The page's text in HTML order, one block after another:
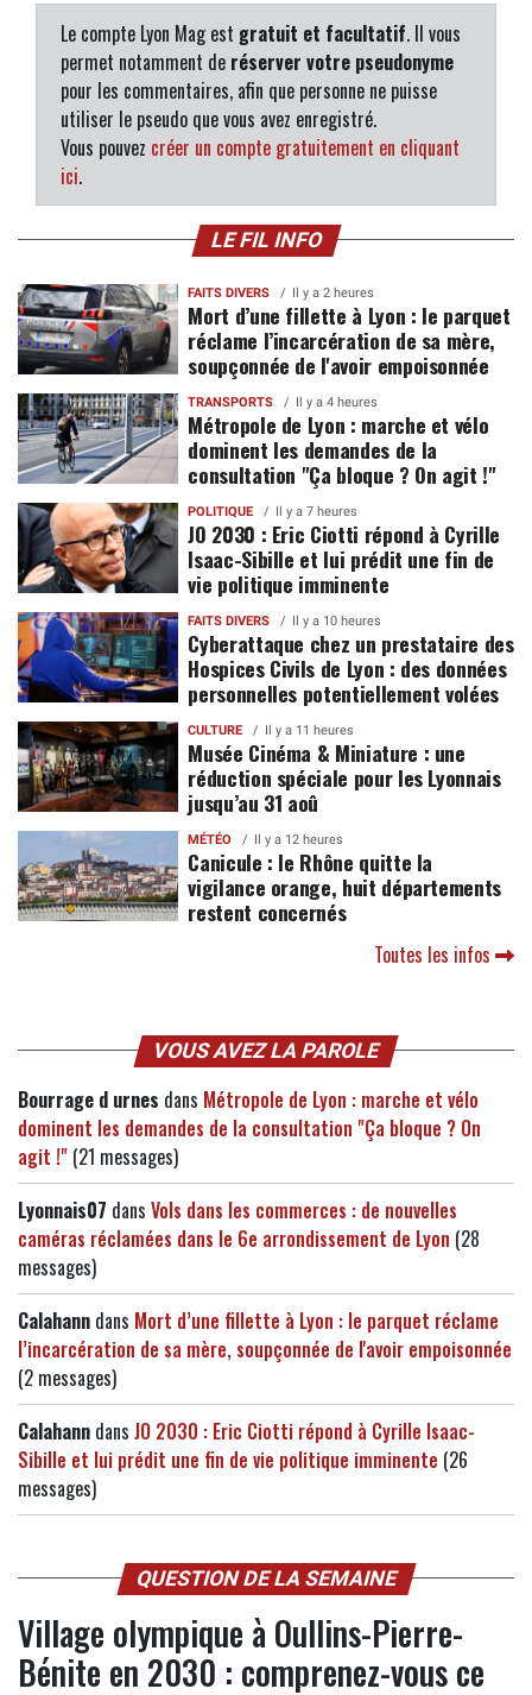
Le compte Lyon Mag est gratuit et facultatif. Il vous
permet notamment de réserver votre pseudonyme
pour les commentaires, afin que personne ne puisse
utiliser le pseudo que vous avez enregistré.
Vous pouvez créer un compte gratuitement en cliquant
ici.
LE FIL INFO
FAITS DIVERS Il y a 2 heures
Mort d’une fillette à Lyon : le parquet
réclame l’incarcération de sa mère,
soupçonnée de l'avoir empoisonnée
TRANSPORTS Il y a 4 heures
Métropole de Lyon : marche et vélo
dominent les demandes de la
consultation "Ça bloque ? On agit !"
POLITIQUE Il y a 7 heures
JO 2030 : Eric Ciotti répond à Cyrille
Isaac-Sibille et lui prédit une fin de
vie politique imminente
FAITS DIVERS Il y a 10 heures
Cyberattaque chez un prestataire des
Hospices Civils de Lyon : des données
personnelles potentiellement volées
CULTURE Il y a 11 heures
Musée Cinéma & Miniature : une
réduction spéciale pour les Lyonnais
jusqu’au 31 aoû
MÉTÉO Il y a 12 heures
Canicule : le Rhône quitte la
vigilance orange, huit départements
restent concernés
Toutes les infos
VOUS AVEZ LA PAROLE
Bourrage d urnes dans Métropole de Lyon : marche et vélo
dominent les demandes de la consultation "Ça bloque ? On
agit !" (21 messages)
Lyonnais07 dans Vols dans les commerces : de nouvelles
caméras réclamées dans le 6e arrondissement de Lyon (28
messages)
Calahann dans Mort d’une fillette à Lyon : le parquet réclame
l’incarcération de sa mère, soupçonnée de l'avoir empoisonnée
(2 messages)
Calahann dans JO 2030 : Eric Ciotti répond à Cyrille Isaac-
Sibille et lui prédit une fin de vie politique imminente (26
messages)
QUESTION DE LA SEMAINE
Village olympique à Oullins-Pierre-
Bénite en 2030 : comprenez-vous ce